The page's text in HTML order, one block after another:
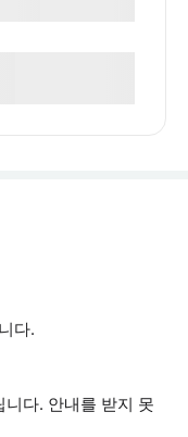
다.
다. 안내를 받지 못